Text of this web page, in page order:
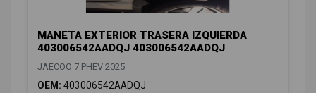
MANETA EXTERIOR TRASERA IZQUIERDA
403006542AADQJ 403006542AADQJ
JAECOO 7 PHEV 2025
OEM: 403006542AADQJ